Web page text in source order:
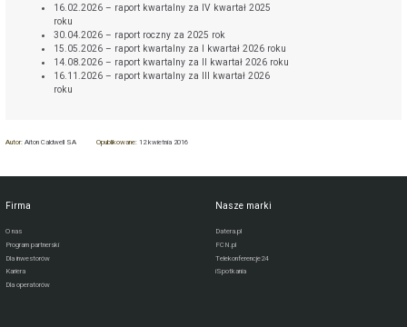
16.02.2026 – raport kwartalny za IV kwartał 2025
roku
30.04.2026 – raport roczny za 2025 rok
15.05.2026 – raport kwartalny za I kwartał 2026 roku
14.08.2026 – raport kwartalny za II kwartał 2026 roku
16.11.2026 – raport kwartalny za III kwartał 2026
roku
Autor:Aiton Caldwell SA Opublikowane: 12 kwietnia 2016
Firma
O nas
Program partnerski
Dla inwestorów
Kariera
Dla operatorów
Nasze marki
Datera.pl
FCN.pl
Telekonferencje24
iSpotkania